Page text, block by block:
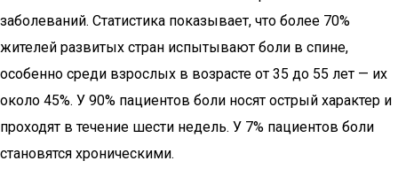
заболеваний. Статистика показывает, что более 70%
жителей развитых стран испытывают боли в спине,
особенно среди взрослых в возрасте от 35 до 55 лет — их
около 45%. У 90% пациентов боли носят острый характер и
проходят в течение шести недель. У 7% пациентов боли
становятся хроническими.